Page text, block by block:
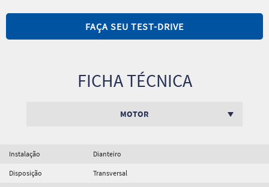
FAÇA SEU TEST-DRIVE
FICHA TÉCNICA
MOTOR
Instalação Dianteiro
Disposição Transversal